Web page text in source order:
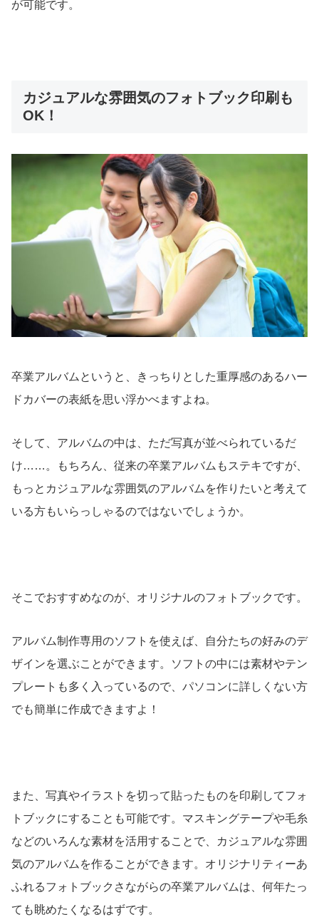
が可能です。
カジュアルな雰囲気のフォトブック印刷も
OK！
卒業アルバムというと、きっちりとした重厚感のあるハー
ドカバーの表紙を思い浮かべますよね。
そして、アルバムの中は、ただ写真が並べられているだ
け……。もちろん、従来の卒業アルバムもステキですが、
もっとカジュアルな雰囲気のアルバムを作りたいと考えて
いる方もいらっしゃるのではないでしょうか。
そこでおすすめなのが、オリジナルのフォトブックです。
アルバム制作専用のソフトを使えば、自分たちの好みのデ
ザインを選ぶことができます。ソフトの中には素材やテン
プレートも多く入っているので、パソコンに詳しくない方
でも簡単に作成できますよ！
また、写真やイラストを切って貼ったものを印刷してフォ
トブックにすることも可能です。マスキングテープや毛糸
などのいろんな素材を活用することで、カジュアルな雰囲
気のアルバムを作ることができます。オリジナリティーあ
ふれるフォトブックさながらの卒業アルバムは、何年たっ
ても眺めたくなるはずです。